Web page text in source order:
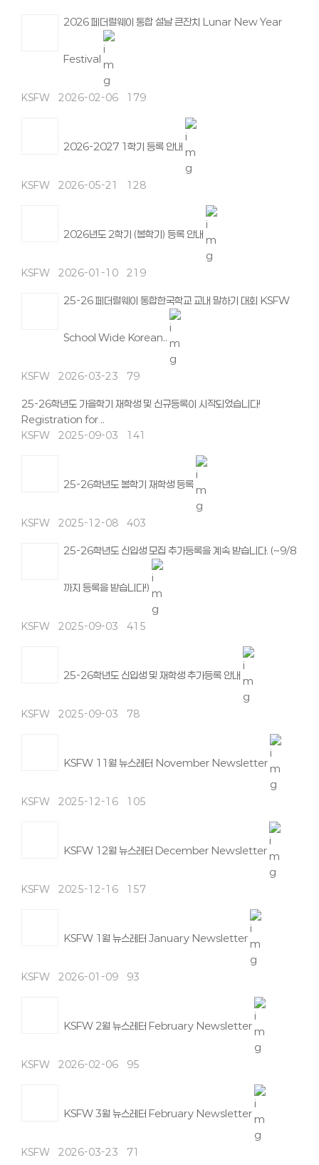
2026 페더럴웨이 통합 설날 큰잔치 Lunar New Year
Festival
KSFW 2026-02-06 179
2026-2027 1학기 등록 안내
KSFW 2026-05-21 128
2026년도 2학기 (봄학기) 등록 안내
KSFW 2026-01-10 219
25-26 페더럴웨이 통합한국학교 교내 말하기 대회 KSFW
School Wide Korean..
KSFW 2026-03-23 79
25-26학년도 가을학기 재학생 및 신규등록이 시작되었습니다!
Registration for ..
KSFW 2025-09-03 141
25-26학년도 봄학기 재학생 등록
KSFW 2025-12-08 403
25-26학년도 신입생 모집 추가등록을 계속 받습니다. (~9/8
까지 등록을 받습니다!)
KSFW 2025-09-03 415
25-26학년도 신입생 및 재학생 추가등록 안내
KSFW 2025-09-03 78
KSFW 11월 뉴스레터 November Newsletter
KSFW 2025-12-16 105
KSFW 12월 뉴스레터 December Newsletter
KSFW 2025-12-16 157
KSFW 1월 뉴스레터 January Newsletter
KSFW 2026-01-09 93
KSFW 2월 뉴스레터 February Newsletter
KSFW 2026-02-06 95
KSFW 3월 뉴스레터 February Newsletter
KSFW 2026-03-23 71